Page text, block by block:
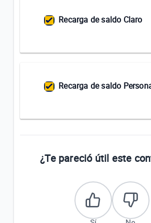
Recarga de saldo Claro
Recarga de saldo
¿Te pareció útil este